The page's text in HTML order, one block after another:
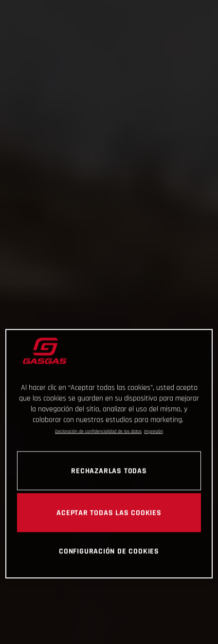
Al hacer clic en “Aceptar todas las cookies”, usted acepta
que las cookies se guarden en su dispositivo para mejorar
la navegación del sitio, analizar el uso del mismo, y
colaborar con nuestros estudios para marketing.
Declaración de confidencialidad de los datos Impresión
RECHAZARLAS TODAS
ACEPTAR TODAS LAS COOKIES
CONFIGURACIÓN DE COOKIES